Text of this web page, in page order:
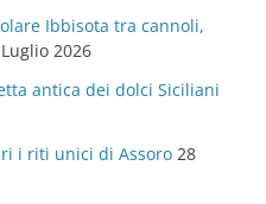
Ibbisota tra cannoli,
2026
antica dei dolci Siciliani
i riti unici di Assoro 28